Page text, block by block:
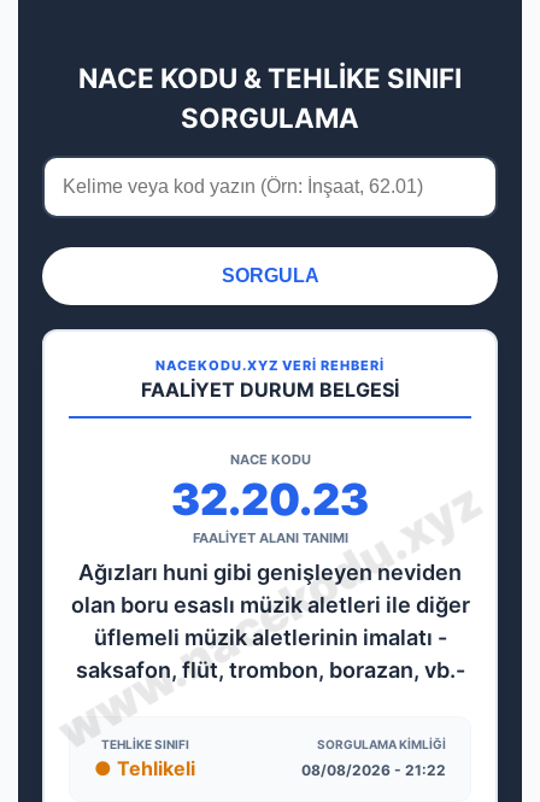
NACE KODU & TEHLİKE SINIFI
SORGULAMA
SORGULA
NACEKODU.XYZ VERİ REHBERİ
FAALİYET DURUM BELGESİ
NACE KODU
32.20.23
FAALİYET ALANI TANIMI
Ağızları huni gibi genişleyen neviden
olan boru esaslı müzik aletleri ile diğer
üflemeli müzik aletlerinin imalatı -
saksafon, flüt, trombon, borazan, vb.-
TEHLIKE SINIFI
● Tehlikeli
SORGULAMA KIMLIĞI
08/08/2026 - 21:22